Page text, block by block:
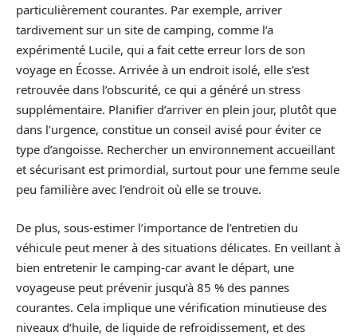
particulièrement courantes. Par exemple, arriver
tardivement sur un site de camping, comme l’a
expérimenté Lucile, qui a fait cette erreur lors de son
voyage en Écosse. Arrivée à un endroit isolé, elle s’est
retrouvée dans l’obscurité, ce qui a généré un stress
supplémentaire. Planifier d’arriver en plein jour, plutôt que
dans l’urgence, constitue un conseil avisé pour éviter ce
type d’angoisse. Rechercher un environnement accueillant
et sécurisant est primordial, surtout pour une femme seule
peu familière avec l’endroit où elle se trouve.
De plus, sous-estimer l’importance de l’entretien du
véhicule peut mener à des situations délicates. En veillant à
bien entretenir le camping-car avant le départ, une
voyageuse peut prévenir jusqu’à 85 % des pannes
courantes. Cela implique une vérification minutieuse des
niveaux d’huile, de liquide de refroidissement, et des